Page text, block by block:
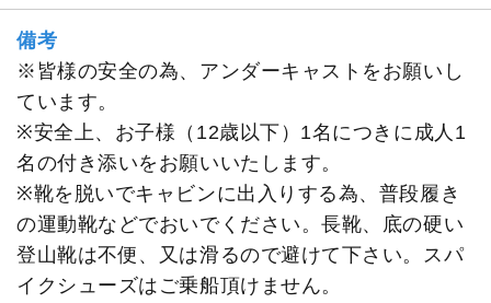
備考
※皆様の安全の為、アンダーキャストをお願いし
ています。
※安全上、お子様（12歳以下）1名につきに成人1
名の付き添いをお願いいたします。
※靴を脱いでキャビンに出入りする為、普段履き
の運動靴などでおいでください。長靴、底の硬い
登山靴は不便、又は滑るので避けて下さい。スパ
イクシューズはご乗船頂けません。